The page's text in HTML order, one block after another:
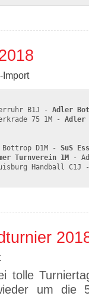
B1J - Adler
75 1M - Adler
D1M - SuS
Turnverein 1M -
Handball
tolle
um die